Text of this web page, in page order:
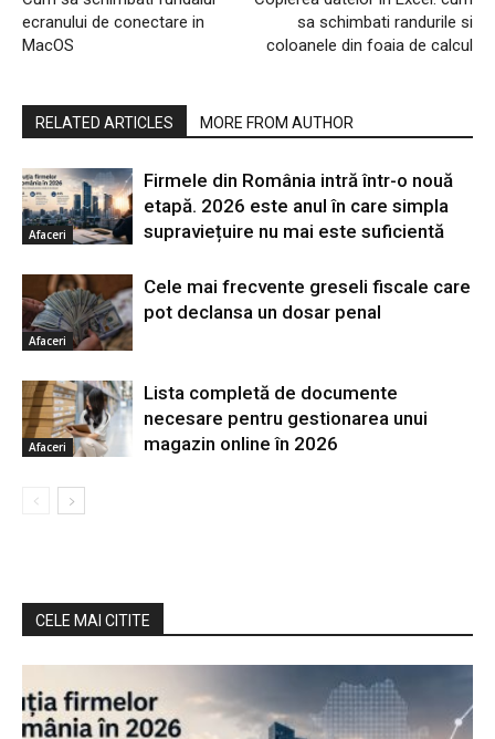
ecranului de conectare in
MacOS
sa schimbati randurile si
coloanele din foaia de calcul
RELATED ARTICLES MORE FROM AUTHOR
Afaceri
Firmele din România intră într-o nouă
etapă. 2026 este anul în care simpla
supraviețuire nu mai este suficientă
Afaceri
Cele mai frecvente greseli fiscale care
pot declansa un dosar penal
Afaceri
Lista completă de documente
necesare pentru gestionarea unui
magazin online în 2026
CELE MAI CITITE